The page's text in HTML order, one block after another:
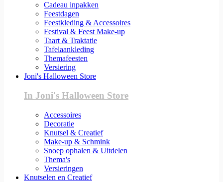
Cadeau inpakken
Feestdagen
Feestkleding & Accessoires
Festival & Feest Make-up
Taart & Traktatie
Tafelaankleding
Themafeesten
Versiering
Joni's Halloween Store
In Joni's Halloween Store
Accessoires
Decoratie
Knutsel & Creatief
Make-up & Schmink
Snoep ophalen & Uitdelen
Thema's
Versieringen
Knutselen en Creatief